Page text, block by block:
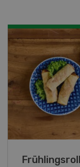
Poulet mit